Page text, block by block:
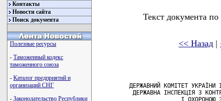
Контакты
Новости сайта
Поиск документа
Полезные ресурсы
- Таможенный кодекс
таможенного союза
- Каталог предприятий и
организаций СНГ
- Законодательство Республики
Текст документа
<< Назад |
ДЕРЖАВНИЙ КОМІТЕТ УКРАЇНИ
ДЕРЖАВНА ІНСПЕКЦІЯ З
І ОХОРОНОЮ